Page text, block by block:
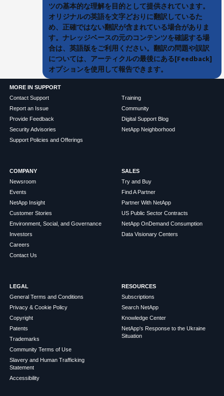
ツの基本的な理解を目的として提供されています。
オリジナルの英語を文字どおりに翻訳しているた
め、正確ではない翻訳が含まれている場合がありま
す。ナレッジベースの元のコンテンツを確認する場
合は、英語版をご利用ください。翻訳の問題や誤訳
については、アーティクルの最後にある[Feedback]
オプションを使用して報告できます。
MORE IN SUPPORT
Contact Support
Report an Issue
Provide Feedback
Security Advisories
Support Policies and Offerings
Training
Community
Digital Support Blog
NetApp Neighborhood
COMPANY
Newsroom
Events
NetApp Insight
Customer Stories
Environment, Social, and Governance
Investors
Careers
Contact Us
SALES
Try and Buy
Find A Partner
Partner With NetApp
US Public Sector Contracts
NetApp OnDemand Consumption
Data Visionary Centers
LEGAL
General Terms and Conditions
Privacy & Cookie Policy
Copyright
Patents
Trademarks
Community Terms of Use
Slavery and Human Trafficking
Statement
Accessibility
RESOURCES
Subscriptions
Search NetApp
Knowledge Center
NetApp's Response to the Ukraine
Situation